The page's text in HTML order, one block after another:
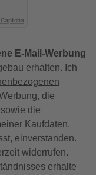
E-Mail-Werbung
erhalten. Ich
die
die
Kaufdaten,
einverstanden.
widerrufen.
erhalte